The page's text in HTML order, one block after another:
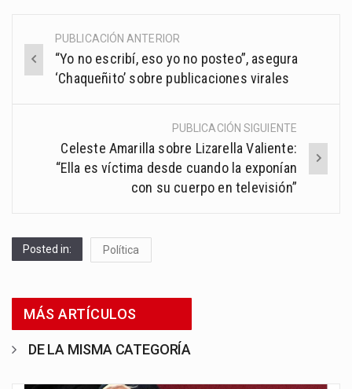
Post
navigation
PUBLICACIÓN ANTERIOR
“Yo no escribí, eso yo no posteo”, asegura
‘Chaqueñito’ sobre publicaciones virales
PUBLICACIÓN SIGUIENTE
Celeste Amarilla sobre Lizarella Valiente:
“Ella es víctima desde cuando la exponían
con su cuerpo en televisión”
Posted in: Política
MÁS ARTÍCULOS
DE LA MISMA CATEGORÍA